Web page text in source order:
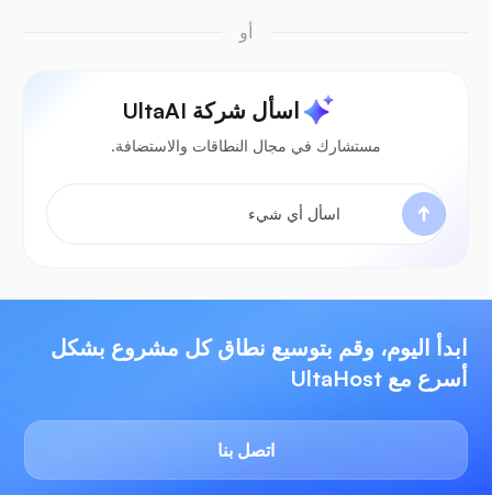
أو
اسأل شركة UltaAI
مستشارك في مجال النطاقات والاستضافة.
ابدأ اليوم، وقم بتوسيع نطاق كل مشروع بشكل
أسرع مع UltaHost
اتصل بنا